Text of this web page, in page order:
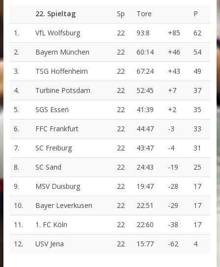
22. Spieltag Sp Tore P
1. VfL Wolfsburg 22 93:8 +85 62
2. Bayern München 22 60:14 +46 54
3. TSG Hoffenheim 22 67:24 +43 49
4. Turbine Potsdam 22 52:45 +7 37
5. SGS Essen 22 41:39 +2 35
6. FFC Frankfurt 22 44:47 -3 33
7. SC Freiburg 22 43:47 -4 31
8. SC Sand 22 24:43 -19 25
9. MSV Duisburg 22 19:47 -28 17
10. Bayer Leverkusen 22 22:51 -29 17
11. 1. FC Köln 22 22:60 -38 17
12. USV Jena 22 15:77 -62 4